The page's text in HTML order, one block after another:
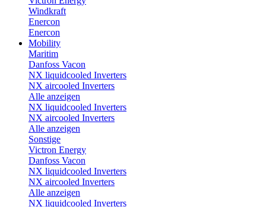
Windkraft
Enercon
Enercon
Mobility
Maritim
Danfoss Vacon
NX liquidcooled Inverters
NX aircooled Inverters
Alle anzeigen
NX liquidcooled Inverters
NX aircooled Inverters
Alle anzeigen
Sonstige
Victron Energy
Danfoss Vacon
NX liquidcooled Inverters
NX aircooled Inverters
Alle anzeigen
NX liquidcooled Inverters